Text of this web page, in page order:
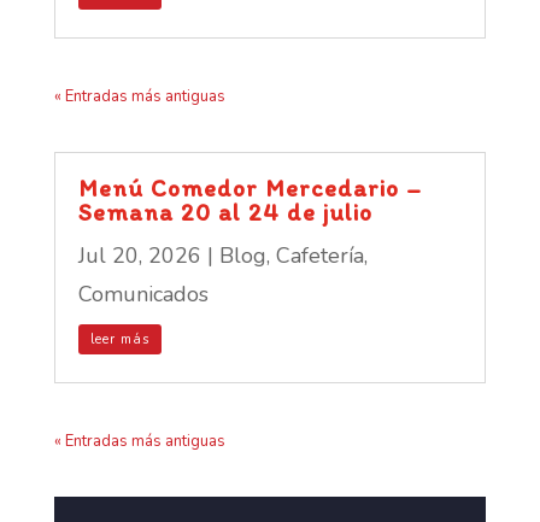
« Entradas más antiguas
Menú Comedor Mercedario –
Semana 20 al 24 de julio
Jul 20, 2026 | Blog, Cafetería,
Comunicados
leer más
« Entradas más antiguas